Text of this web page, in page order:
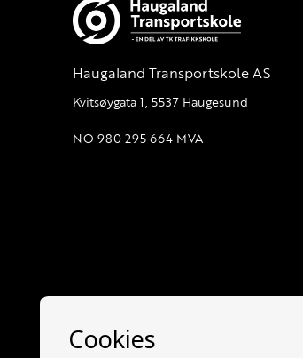
Haugaland Transportskole AS
Kvitsøygata 1, 5537 Haugesund
NO 980 295 664 MVA